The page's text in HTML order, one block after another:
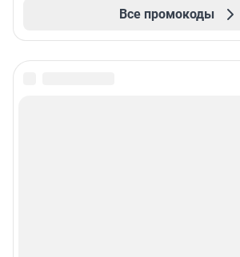
Все промокоды